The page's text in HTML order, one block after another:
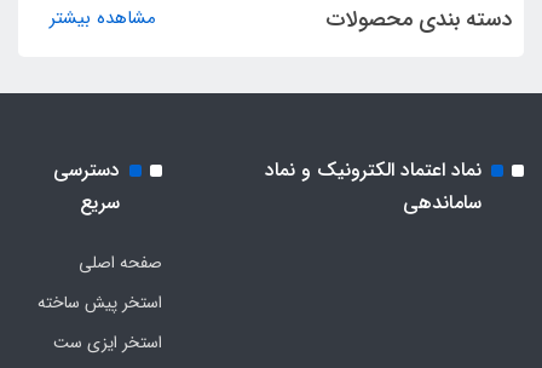
دسته بندی محصولات مشاهده بیشتر
نماد اعتماد الکترونیک و نماد
ساماندهی
دسترسی
سریع
صفحه اصلی
استخر پیش ساخته
استخر ایزی ست